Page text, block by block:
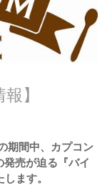
】
期間中、カプコン
発売が迫る『バイ
ます。